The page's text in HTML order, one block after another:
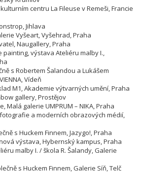
centru La Fileuse v Remeši, Francie
Jihlava
Vyšeart, Vyšehrad, Praha
Naugallery, Praha
painting, výstava Ateliéru malby I.,
s Robertem Šalandou a Lukášem
Vídeň
M1, Akademie výtvarných umění, Praha
gallery, Prostějov
Malá galerie UMPRUM – NIKA, Praha
a moderních obrazových médií,
s Huckem Finnem, Jazygo!, Praha
výstava, Hybernský kampus, Praha
malby I. / škola R. Šalandy, Galerie
s Huckem Finnem, Galerie Síň, Telč